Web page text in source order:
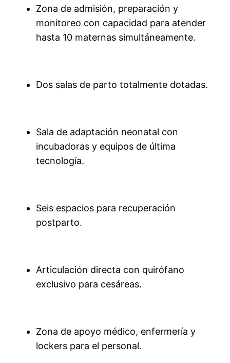
Zona de admisión, preparación y
monitoreo con capacidad para atender
hasta 10 maternas simultáneamente.
Dos salas de parto totalmente dotadas.
Sala de adaptación neonatal con
incubadoras y equipos de última
tecnología.
Seis espacios para recuperación
postparto.
Articulación directa con quirófano
exclusivo para cesáreas.
Zona de apoyo médico, enfermería y
lockers para el personal.